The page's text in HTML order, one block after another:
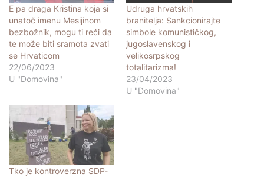
E pa draga Kristina koja si
unatoč imenu Mesijinom
bezbožnik, mogu ti reći da
te može biti sramota zvati
se Hrvaticom
22/06/2023
U "Domovina"
Udruga hrvatskih
branitelja: Sankcionirajte
simbole komunističkog,
jugoslavenskog i
velikosrpskog
totalitarizma!
23/04/2023
U "Domovina"
Tko je kontroverzna SDP-